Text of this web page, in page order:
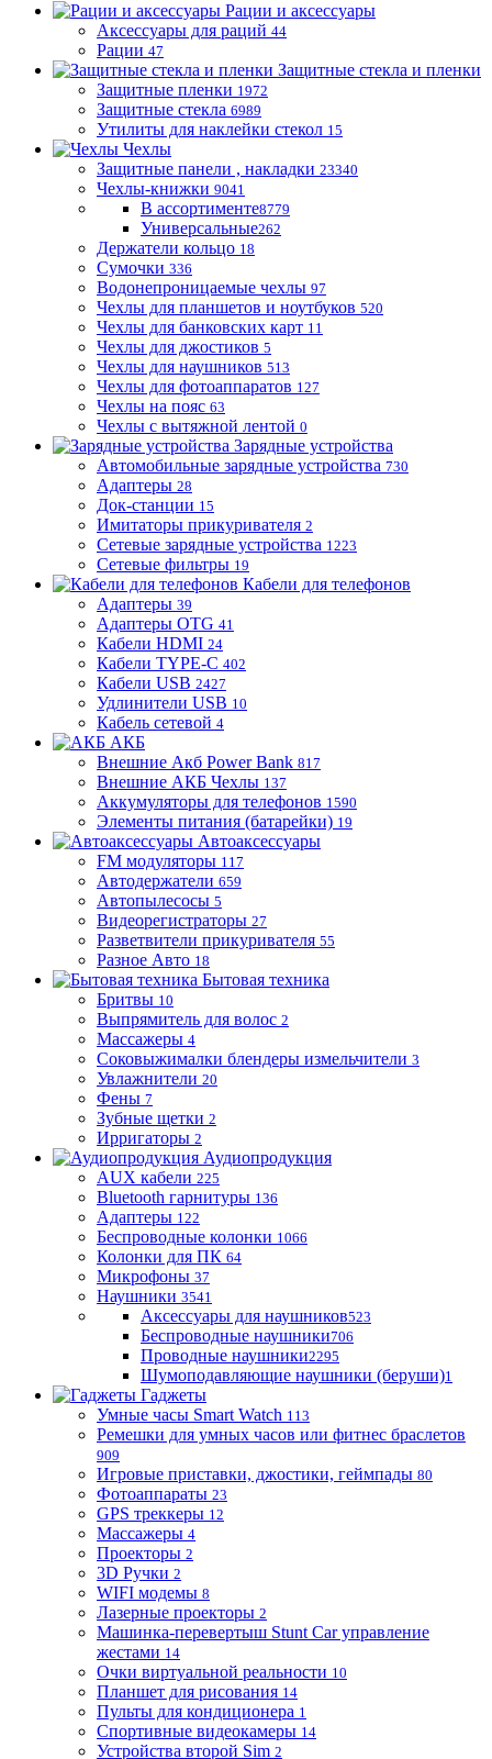
Рации и аксессуары
Аксессуары для раций 44
Рации 47
Защитные стекла и пленки
Защитные пленки 1972
Защитные стекла 6989
Утилиты для наклейки стекол 15
Чехлы
Защитные панели , накладки 23340
Чехлы-книжки 9041
В ассортименте8779
Универсальные262
Держатели кольцо 18
Сумочки 336
Водонепроницаемые чехлы 97
Чехлы для планшетов и ноутбуков 520
Чехлы для банковских карт 11
Чехлы для джостиков 5
Чехлы для наушников 513
Чехлы для фотоаппаратов 127
Чехлы на пояс 63
Чехлы с вытяжной лентой 0
Зарядные устройства
Автомобильные зарядные устройства 730
Адаптеры 28
Док-станции 15
Имитаторы прикуривателя 2
Сетевые зарядные устройства 1223
Сетевые фильтры 19
Кабели для телефонов
Адаптеры 39
Адаптеры OTG 41
Кабели HDMI 24
Кабели TYPE-C 402
Кабели USB 2427
Удлинители USB 10
Кабель сетевой 4
АКБ
Внешние Акб Power Bank 817
Внешние АКБ Чехлы 137
Аккумуляторы для телефонов 1590
Элементы питания (батарейки) 19
Автоаксессуары
FM модуляторы 117
Автодержатели 659
Автопылесосы 5
Видеорегистраторы 27
Разветвители прикуривателя 55
Разное Авто 18
Бытовая техника
Бритвы 10
Выпрямитель для волос 2
Массажеры 4
Соковыжималки блендеры измельчители 3
Увлажнители 20
Фены 7
Зубные щетки 2
Ирригаторы 2
Аудиопродукция
AUX кабели 225
Bluetooth гарнитуры 136
Адаптеры 122
Беспроводные колонки 1066
Колонки для ПК 64
Микрофоны 37
Наушники 3541
Аксессуары для наушников523
Беспроводные наушники706
Проводные наушники2295
Шумоподавляющие наушники (беруши)1
Гаджеты
Умные часы Smart Watch 113
Ремешки для умных часов или фитнес браслетов
909
Игровые приставки, джостики, геймпады 80
Фотоаппараты 23
GPS треккеры 12
Массажеры 4
Проекторы 2
3D Ручки 2
WIFI модемы 8
Лазерные проекторы 2
Машинка-перевертыш Stunt Car управление
жестами 14
Очки виртуальной реальности 10
Планшет для рисования 14
Пульты для кондиционера 1
Спортивные видеокамеры 14
Устройства второй Sim 2